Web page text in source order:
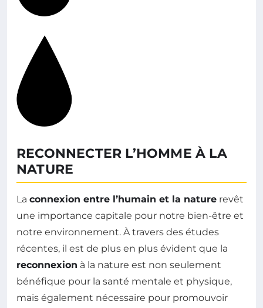
RECONNECTER L’HOMME À LA
NATURE
La connexion entre l’humain et la nature revêt
une importance capitale pour notre bien-être et
notre environnement. À travers des études
récentes, il est de plus en plus évident que la
reconnexion à la nature est non seulement
bénéfique pour la santé mentale et physique,
mais également nécessaire pour promouvoir